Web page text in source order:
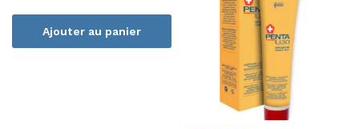
Ajouter au panier